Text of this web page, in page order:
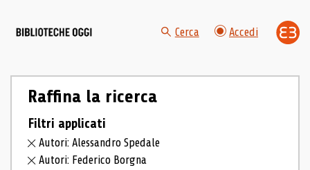
Cerca Accedi
Raffina la ricerca
Filtri applicati
Autori: Alessandro Spedale
Autori: Federico Borgna